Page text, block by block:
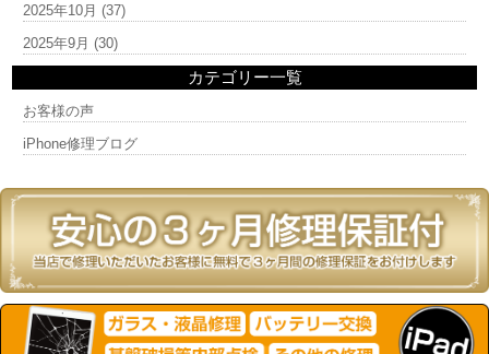
2025年10月 (37)
2025年9月 (30)
カテゴリー一覧
お客様の声
iPhone修理ブログ